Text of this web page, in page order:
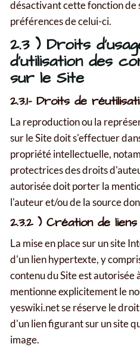
désactivant cette fonction de
préférences de celui-ci.
2.3 ) Droits
d'utilisation des
sur le Site
2.3.1- Droits de
La reproduction ou la
sur le Site doit s'effectuer
propriété intellectuelle,
protectrices des droits
autorisée doit porter la
l'auteur et/ou de la source
2.3.2 ) Création de
La mise en place sur un site
d'un lien hypertexte, y
contenu du Site est autorisée
mentionne explicitement le
yeswiki.net se réserve le
d'un lien figurant sur un site
image.